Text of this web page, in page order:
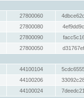
27800060
27800080
27800090
27800050
44100104
44100206
44100024